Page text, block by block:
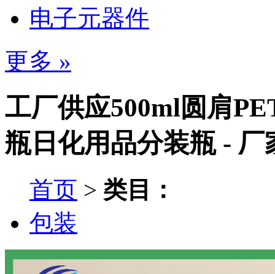
电子元器件
更多 »
工厂供应500ml圆肩
瓶日化用品分装瓶 - 厂
首页 > 类目：
包装